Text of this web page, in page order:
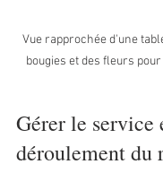
Vue rapprochée d'une
bougies et des fleurs
Gérer le service
déroulement du